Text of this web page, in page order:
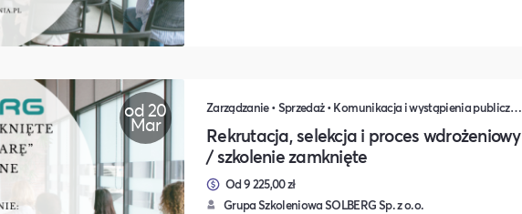
od 20
Mar
Zarządzanie • Sprzedaż • Komunikacja i wystąpienia publiczne • Rozwój osobisty • Turystyka i podróże • Wydarzenia zamknięte • Marketing • Biznes i Przedsiędsiębiorczość • Nauka i Edukacja • Polityka i Gospodarka • Dieta, Odżywianie i Degustacje • IT i Nowe technologie
Rekrutacja, selekcja i proces wdrożeniowy
/ szkolenie zamknięte
Od 9 225,00 zł
Grupa Szkoleniowa SOLBERG Sp. z o.o.